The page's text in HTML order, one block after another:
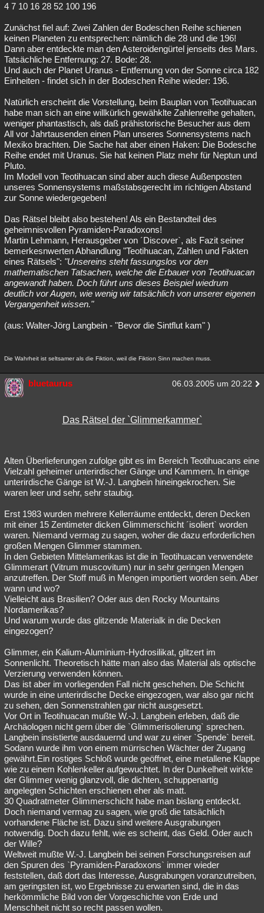
4 7 10 16 28 52 100 196
Zunächst fiel auf: Zwei Zahlen der Bodeschen Reihe schienen
keinen Planeten zu entsprechen: nämlich die 28 und die 196!
Dann aber entdeckte man den Asteroidengürtel jenseits des Mars.
Tatsächliche Entfernung: 27. Bode: 28.
Und auch der Planet Uranus - Entfernung von der Sonne circa 182
Einheiten - findet sich in der Bodeschen Reihe wieder: 196.
Natürlich erscheint die Vorstellung, beim Bauplan von Teotihuacan
habe man sich an eine willkürlich gewähklte Zahlenreihe gehalten,
weniger phantastisch, als daß prähistorische Besucher aus dem
All vor Jahrtausenden einen Plan unseres Sonnensystems nach
Mexiko brachten. Die Sache hat aber einen Haken: Die Bodesche
Reihe endet mit Uranus. Sie hat keinen Platz mehr für Neptun und
Pluto.
Im Modell von Teotihuacan sind aber auch diese Außenposten
unseres Sonnensystems maßstabsgerecht im richtigen Abstand
zur Sonne wiedergegeben!
Das Rätsel bleibt also bestehen! Als ein Bestandteil des
geheimnisvollen Pyramiden-Paradoxons!
Martin Lehmann, Herausgeber von ´Discover`, als Fazit seiner
bemerkesnwerten Abhandlung "Teotihuacan, Zahlen und Fakten
eines Rätsels": "Unsereins steht fassungslos vor den
mathematischen Tatsachen, welche die Erbauer von Teotihuacan
angewandt haben. Doch führt uns dieses Beispiel wiedrum
deutlich vor Augen, wie wenig wir tatsächlich von unserer eigenen
Vergangenheit wissen."
(aus: Walter-Jörg Langbein - "Bevor die Sintflut kam" )
Die Wahrheit ist seltsamer als die Fiktion, weil die Fiktion Sinn machen muss.
bluetaurus 06.03.2005 um 20:22
Das Rätsel der `Glimmerkammer`
Alten Überlieferungen zufolge gibt es im Bereich Teotihuacans eine
Vielzahl geheimer unterirdischer Gänge und Kammern. In einige
unterirdische Gänge ist W.-J. Langbein hineingekrochen. Sie
waren leer und sehr, sehr staubig.
Erst 1983 wurden mehrere Kellerräume entdeckt, deren Decken
mit einer 15 Zentimeter dicken Glimmerschicht ´isoliert` worden
waren. Niemand vermag zu sagen, woher die dazu erforderlichen
großen Mengen Glimmer stammen.
In den Gebieten Mittelamerikas ist die in Teotihuacan verwendete
Glimmerart (Vitrum muscovitum) nur in sehr geringen Mengen
anzutreffen. Der Stoff muß in Mengen importiert worden sein. Aber
wann und wo?
Vielleicht aus Brasilien? Oder aus den Rocky Mountains
Nordamerikas?
Und warum wurde das glitzende Materialk in die Decken
eingezogen?
Glimmer, ein Kalium-Aluminium-Hydrosilikat, glitzert im
Sonnenlicht. Theoretisch hätte man also das Material als optische
Verzierung verwenden können.
Das ist aber im vorliegenden Fall nicht geschehen. Die Schicht
wurde in eine unterirdische Decke eingezogen, war also gar nicht
zu sehen, den Sonnenstrahlen gar nicht ausgesetzt.
Vor Ort in Teotihuacan mußte W.-J. Langbein erleben, daß die
Archäologen nicht gern über die `Glimmerisolierung` sprechen.
Langbein insistierte ausdauernd und war zu einer `Spende` bereit.
Sodann wurde ihm von einem mürrischen Wächter der Zugang
gewährt.Ein rostiges Schloß wurde geöffnet, eine metallene Klappe
wie zu einem Kohlenkeller aufgewuchtet. In der Dunkelheit wirkte
der Glimmer wenig glanzvoll, die dichten, schuppenartig
angelegten Schichten erschienen eher als matt.
30 Quadratmeter Glimmerschicht habe man bislang entdeckt.
Doch niemand vermag zu sagen, wie groß die tatsächlich
vorhandene Fläche ist. Dazu sind weitere Ausgrabungen
notwendig. Doch dazu fehlt, wie es scheint, das Geld. Oder auch
der Wille?
Weltweit mußte W.-J. Langbein bei seinen Forschungsreisen auf
den Spuren des `Pyramiden-Paradoxons` immer wieder
feststellen, daß dort das Interesse, Ausgrabungen voranzutreiben,
am geringsten ist, wo Ergebnisse zu erwarten sind, die in das
herkömmliche Bild von der Vorgeschichte von Erde und
Menschheit nicht so recht passen wollen.